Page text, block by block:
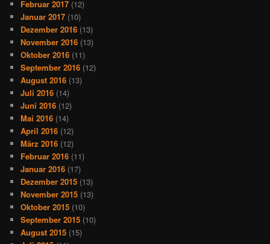
Februar 2017 (12)
Januar 2017 (10)
Dezember 2016 (13)
November 2016 (13)
Oktober 2016 (11)
September 2016 (12)
August 2016 (13)
Juli 2016 (14)
Juni 2016 (12)
Mai 2016 (14)
April 2016 (12)
März 2016 (12)
Februar 2016 (11)
Januar 2016 (17)
Dezember 2015 (13)
November 2015 (13)
Oktober 2015 (10)
September 2015 (10)
August 2015 (15)